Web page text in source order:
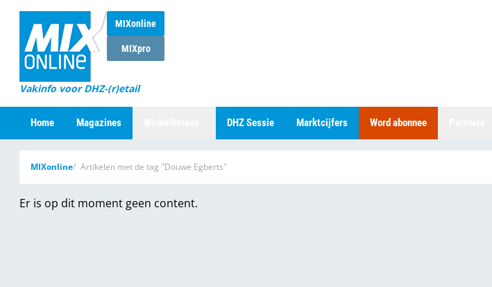
MIXonline
MIXpro
Vakinfo voor DHZ-(r)etail
Home Magazines DHZ Sessie Marktcijfers Word abonnee
MIXonline Artikelen met de tag "Douwe Egberts"
Er is op dit moment geen content.